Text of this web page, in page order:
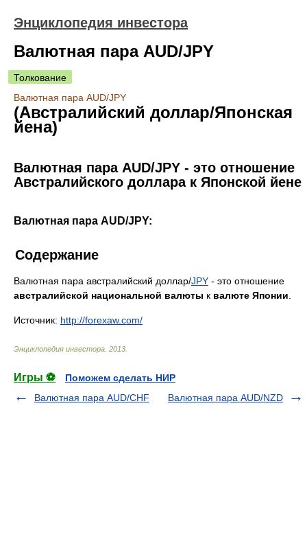
Энциклопедия инвестора
Валютная пара AUD/JPY
Толкование
Валютная пара AUD/JPY
(Австралийский доллар/Японская
йена)
Валютная пара AUD/JPY - это отношение
Австралийского доллара к Японской йене
Валютная пара AUD/JPY:
Содержание
Валютная пара австралийский доллар/JPY - это отношение
австралийской национальной валюты к валюте Японии
Источник: http://forexaw.com/
Энциклопедия инвестора 2013
Игры ⚽
Поможем сделать НИР
Валютная пара AUD/CHF
Валютная пара AUD/NZD